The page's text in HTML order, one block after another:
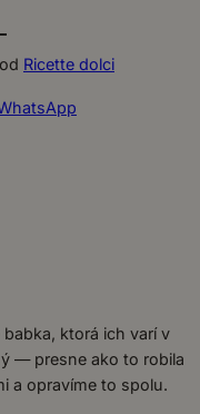
Ricette dolci
ktorá ich varí v
— presne ako to robila
a opravíme to spolu.